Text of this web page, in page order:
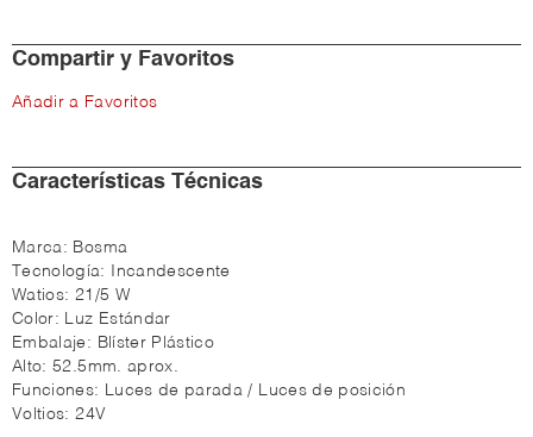
Compartir y Favoritos
Añadir a Favoritos
Características Técnicas
Marca: Bosma
Tecnología:
Incandescente
Watios: 21/5 W
Color: Luz Estándar
Embalaje: Blíster Plástico
Alto:52.5mm. aprox.
Funciones: Luces de parada / Luces de posición
Voltios:24V